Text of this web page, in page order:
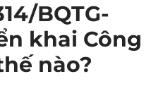
BQTG-
khai Công
nào?